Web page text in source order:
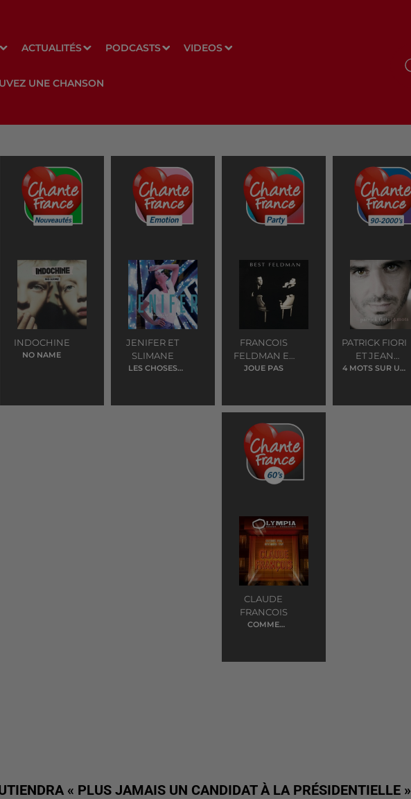
ACTUALITÉS PODCASTS VIDEOS
UNE CHANSON
INDOCHINE
NO NAME
JENIFER ET
SLIMANE
LES CHOSES
FRANCOIS
FELDMAN ET
JONIECE
JOUE PAS
PATRICK FIORI
ET JEAN
JACQUES
4 MOTS SUR UN
CLAUDE
FRANCOIS
COMME
« PLUS JAMAIS UN CANDIDAT À LA PRÉSIDENTIELLE »